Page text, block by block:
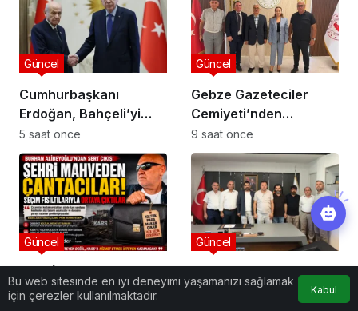
Cumhurbaşkanı
Erdoğan, Bahçeli’yi
Külliye’de kabul etti
Güncel
5 saat önce
Gebze Gazeteciler
Cemiyeti’nden
Kaymakam Özyiğit’e
Ziyaret
Güncel
9 saat önce
ŞEHRİ MAHVEDEN
ÇANTACILAR
Güncel
Saadet Partisi
Gebze’den Servis
Güncel
Bu web sitesinde en iyi deneyimi yaşamanızı sağlamak
için çerezler kullanılmaktadır.
Kabul